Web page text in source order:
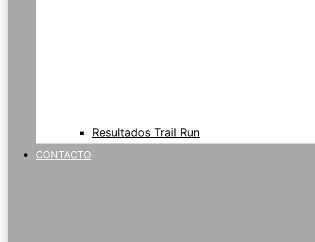
Resultados Trail Run
CONTACTO